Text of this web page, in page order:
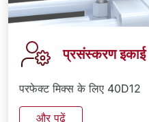
प्रसंस्करण इकाई
परफेक्ट मिक्स के लिए 40D12
और पढ़ें